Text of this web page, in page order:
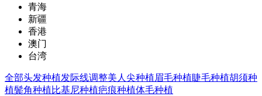
青海
新疆
香港
澳门
台湾
全部头发种植发际线调整美人尖种植眉毛种植睫毛种植胡须种
植鬓角种植比基尼种植疤痕种植体毛种植